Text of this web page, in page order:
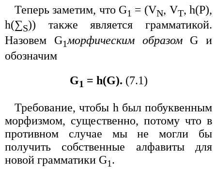
Теперь заметим, что G1 = (VN, VT, h(P),
h(∑S)) также является грамматикой.
Назовем G1морфическим образомG и
обозначим
G1 = h(G). (7.1)
Требование, чтобы h был побуквенным
морфизмом, существенно, потому что в
противном случае мы не могли бы
получить собственные алфавиты для
новой грамматики G1.